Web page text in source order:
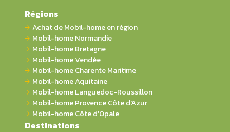
Régions
Achat de Mobil-home en région
Mobil-home Normandie
Mobil-home Bretagne
Mobil-home Vendée
Mobil-home Charente Maritime
Mobil-home Aquitaine
Mobil-home Languedoc-Roussillon
Mobil-home Provence Côte d'Azur
Mobil-home Côte d'Opale
Destinations